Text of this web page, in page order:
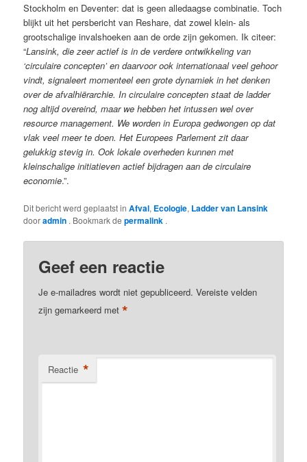
Stockholm en Deventer: dat is geen alledaagse combinatie. Toch
blijkt uit het persbericht van Reshare, dat zowel klein- als
grootschalige invalshoeken aan de orde zijn gekomen. Ik citeer:
“Lansink, die zeer actief is in de verdere ontwikkeling van
‘circulaire concepten’ en daarvoor ook internationaal veel gehoor
vindt, signaleert momenteel een grote dynamiek in het denken
over de afvalhiërarchie. In circulaire concepten staat de ladder
nog altijd overeind, maar we hebben het intussen wel over
resource management. We worden in Europa gedwongen op dat
vlak veel meer te doen. Het Europees Parlement zit daar
gelukkig stevig in. Ook lokale overheden kunnen met
kleinschalige initiatieven actief bijdragen aan de circulaire
economie.”.
Dit bericht werd geplaatst inAfval, Ecologie, Ladder van Lansink
dooradmin . Bookmark depermalink .
Geef een reactie
Je e-mailadres wordt niet gepubliceerd. Vereiste velden
zijn gemarkeerd met*
Reactie *